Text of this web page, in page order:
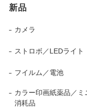
新品
カメラ
ストロボ／LEDライト
フイルム／電池
カラー印画紙薬品／ミ
消耗品